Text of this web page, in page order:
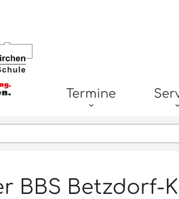
Termine
BBS Betzdorf-